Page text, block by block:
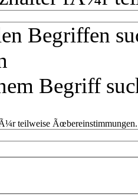
Begriffen
Begriff
teilweise Ãœbereinstimmungen.